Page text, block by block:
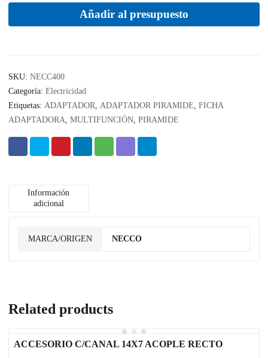
Añadir al presupuesto
SKU: NECC400
Categoría: Electricidad
Etiquetas: ADAPTADOR, ADAPTADOR PIRAMIDE, FICHA
ADAPTADORA, MULTIFUNCIÓN, PIRAMIDE
Información
adicional
MARCA/ORIGEN NECCO
Related products
ACCESORIO C/CANAL 14X7 ACOPLE RECTO